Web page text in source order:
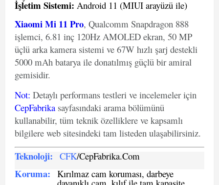
İşletim Sistemi: Android 11 (MIUI arayüzü ile)
Xiaomi Mi 11 Pro, Qualcomm Snapdragon 888
işlemci, 6.81 inç 120Hz AMOLED ekran, 50 MP
üçlü arka kamera sistemi ve 67W hızlı şarj destekli
5000 mAh batarya ile donatılmış güçlü bir amiral
gemisidir.
Not: Detaylı performans testleri ve incelemeler için
CepFabrika sayfasındaki arama bölümünü
kullanabilir, tüm teknik özelliklere ve kapsamlı
bilgilere web sitesindeki tam listeden ulaşabilirsiniz.
Teknoloji: CFK/CepFabrika.Com
Koruma: Kırılmaz cam koruması, darbeye